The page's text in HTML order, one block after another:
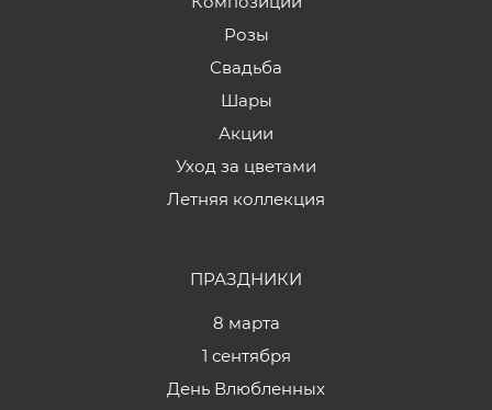
Розы
Свадьба
Шары
Акции
Уход за цветами
Летняя коллекция
ПРАЗДНИКИ
8 марта
1 сентября
День Влюбленных